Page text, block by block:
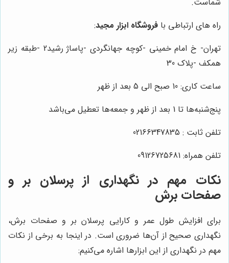
راه های ارتباطی با فروشگاه ابزار مجید:
تهران- خ امام خمینی -کوچه جهانگردی -پاساژ رشید2 -طبقه زیر
همکف -پلاک 30
ساعت کاری: 10 صبح الی 5 بعد از ظهر
پنج‌شنبه‌ها تا 1 بعد از ظهر و جمعه‌ها تعطیل می‌باشد
تلفن ثابت : 02166347835
تلفن همراه: 09126725681
نکات مهم در نگهداری از پرسلان بر و
صفحات برش
برای افزایش طول عمر و کارایی پرسلان بر و صفحات برش،
نگهداری صحیح از آن‌ها ضروری است. در اینجا به برخی از نکات
مهم در نگهداری از این ابزارها اشاره می‌کنیم: